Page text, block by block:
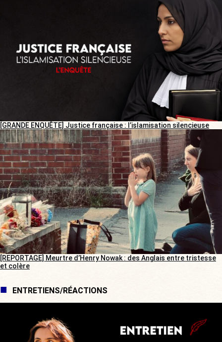
[GRANDE ENQUÊTE] Justice française : l’islamisation silencieuse
[REPORTAGE] Meurtre d’Henry Nowak : des Anglais entre tristesse
et colère
ENTRETIENS/RÉACTIONS